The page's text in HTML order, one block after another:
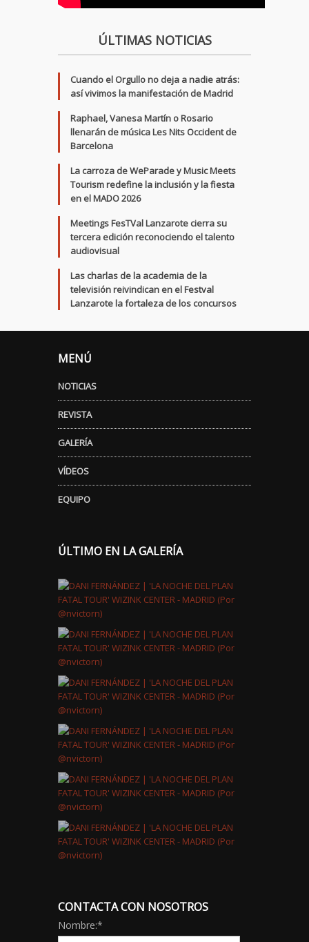
ÚLTIMAS NOTICIAS
Cuando el Orgullo no deja a nadie atrás:
así vivimos la manifestación de Madrid
Raphael, Vanesa Martín o Rosario
llenarán de música Les Nits Occident de
Barcelona
La carroza de WeParade y Music Meets
Tourism redefine la inclusión y la fiesta
en el MADO 2026
Meetings FesTVal Lanzarote cierra su
tercera edición reconociendo el talento
audiovisual
Las charlas de la academia de la
televisión reivindican en el Festval
Lanzarote la fortaleza de los concursos
MENÚ
NOTICIAS
REVISTA
GALERÍA
VÍDEOS
EQUIPO
ÚLTIMO EN LA GALERÍA
CONTACTA CON NOSOTROS
Nombre:*